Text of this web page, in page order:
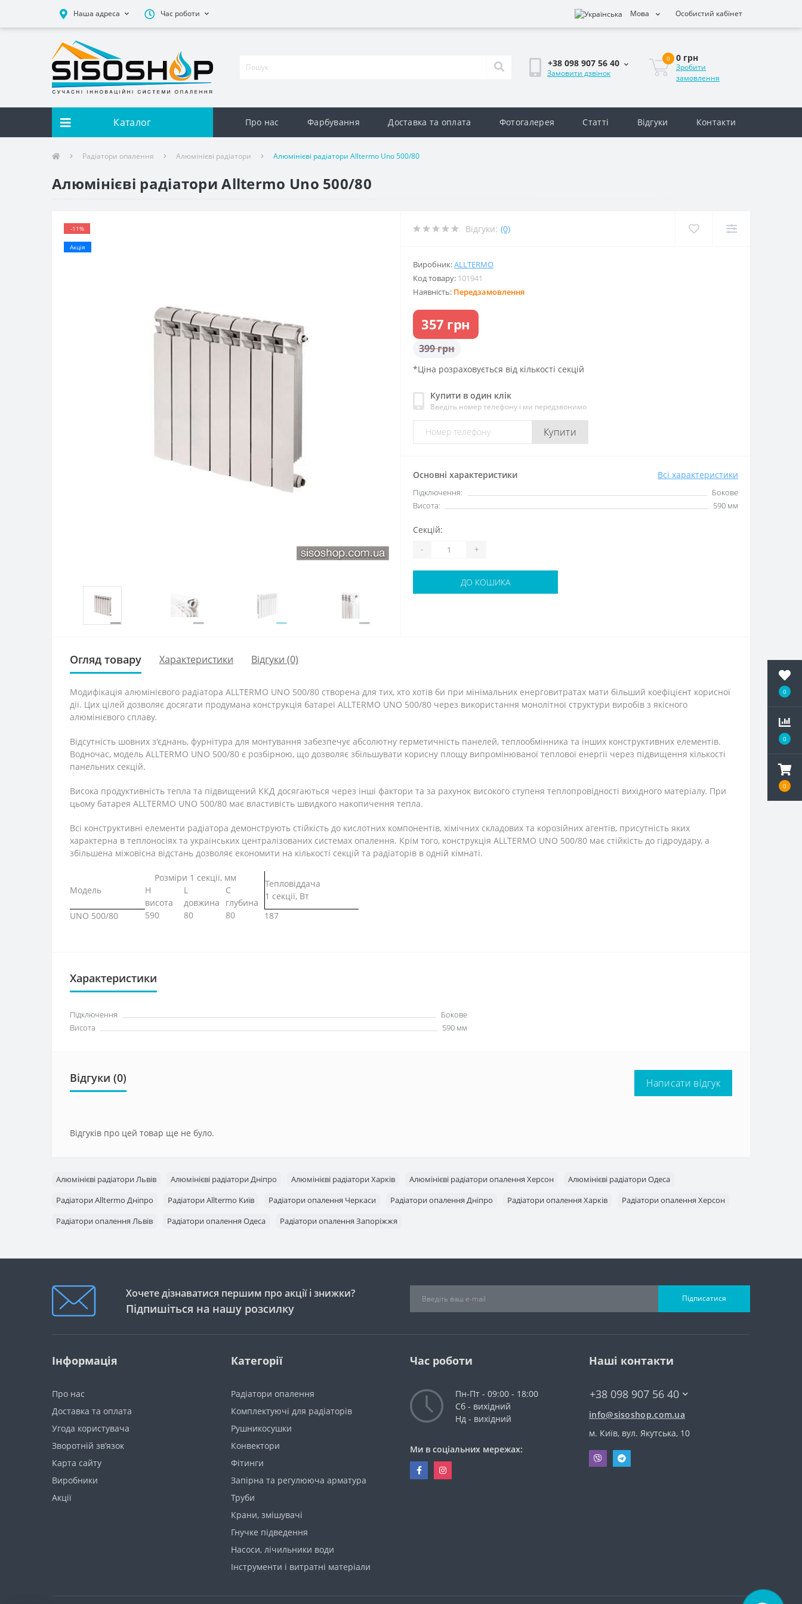
0
0
0
Наша адреса Час роботи Мова Особистий кабінет
+38 098 907 56 40
Замовити дзвінок
0 0 грн
Зробити
замовлення
Каталог Про нас Фарбування Доставка та оплата Фотогалерея Статті Відгуки Контакти
Радіатори опалення Алюмінієві радіатори Алюмінієві радіатори Alltermo Uno 500/80
Алюмінієві радіатори Alltermo Uno 500/80
-11%
Акція
Відгуки: (0)
Виробник:ALLTERMO
Код товару: 101941
Наявність: Передзамовлення
357 грн
399 грн
*Ціна розраховується від кількості секцій
Купити в один клік
Введіть номер телефону і ми передзвонимо
Купити
Основні характеристики Всі характеристики
Підключення:
Бокове
Висота:
590 мм
Секцій:
- +
ДО КОШИКА
Огляд товару Характеристики Відгуки (0)
Модифікація алюмінієвого радіатора ALLTERMO UNO 500/80 створена для тих, хто хотів би при мінімальних енерговитратах мати більший коефіцієнт корисної
дії. Цих цілей дозволяє досягати продумана конструкція батареї ALLTERMO UNO 500/80 через використання монолітної структури виробів з якісного
алюмінієвого сплаву.
Відсутність шовних з'єднань, фурнітура для монтування забезпечує абсолютну герметичність панелей, теплообмінника та інших конструктивних елементів.
Водночас, модель ALLTERMO UNO 500/80 є розбірною, що дозволяє збільшувати корисну площу випромінюваної теплової енергії через підвищення кількості
панельних секцій.
Висока продуктивність тепла та підвищений ККД досягаються через інші фактори та за рахунок високого ступеня теплопровідності вихідного матеріалу. При
цьому батарея ALLTERMO UNO 500/80 має властивість швидкого накопичення тепла.
Всі конструктивні елементи радіатора демонструють стійкість до кислотних компонентів, хімічних складових та корозійних агентів, присутність яких
характерна в теплоносіях та українських централізованих системах опалення. Крім того, конструкція ALLTERMO UNO 500/80 має стійкість до гідроудару, а
збільшена міжовісна відстань дозволяє економити на кількості секцій та радіаторів в одній кімнаті.
Модель
Розміри 1 секції, мм
Тепловіддача
1 секції, Вт
H L
C
висота
довжина
глубина
UNO 500/80
590 80 80 187
Характеристики
Підключення
Бокове
Висота
590 мм
Відгуки (0) Написати відгук
Відгуків про цей товар ще не було.
Алюмінієві радіатори Львів Алюмінієві радіатори Дніпро Алюмінієві радіатори Харків Алюмінієві радіатори опалення Херсон
Алюмінієві радіатори Одеса
Радіатори Alltermo Дніпро
Радіатори Alltermo Київ Радіатори опалення Черкаси Радіатори опалення Дніпро Радіатори опалення Харків
Радіатори опалення Херсон
Радіатори опалення Львів
Радіатори опалення Одеса Радіатори опалення Запоріжжя
Хочете дізнаватися першим про акції і знижки?
Підпишіться на нашу розсилку
Підписатися
Інформація
Про нас
Доставка та оплата
Угода користувача
Зворотній зв’язок
Карта сайту
Виробники
Акції
Категорії
Радіатори опалення
Комплектуючі для радіаторів
Рушникосушки
Конвектори
Фітинги
Запірна та регулююча арматура
Труби
Крани, змішувачі
Гнучке підведення
Насоси, лічильники води
Інструменти і витратні матеріали
Час роботи
Пн-Пт - 09:00 - 18:00
Сб - вихідний
Нд - вихідний
Ми в соціальних мережах:
Наші контакти
+38 098 907 56 40
info@sisoshop.com.ua
м. Київ, вул. Якутська, 10